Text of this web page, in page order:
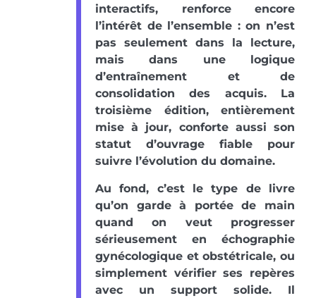
interactifs, renforce encore
l’intérêt de l’ensemble : on n’est
pas seulement dans la lecture,
mais dans une logique
d’entraînement et de
consolidation des acquis. La
troisième édition, entièrement
mise à jour, conforte aussi son
statut d’ouvrage fiable pour
suivre l’évolution du domaine.
Au fond, c’est le type de livre
qu’on garde à portée de main
quand on veut progresser
sérieusement en échographie
gynécologique et obstétricale, ou
simplement vérifier ses repères
avec un support solide. Il